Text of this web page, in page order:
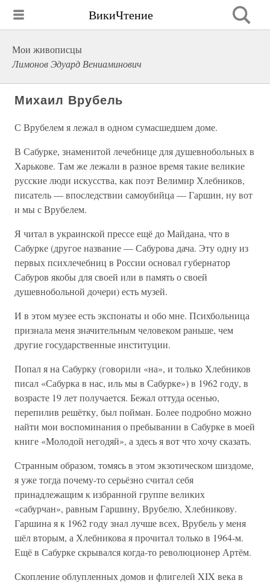
ВикиЧтение
Мои живописцы
Лимонов Эдуард Вениаминович
Михаил Врубель
С Врубелем я лежал в одном сумасшедшем доме.
В Сабурке, знаменитой лечебнице для душевнобольных в
Харькове. Там же лежали в разное время такие великие
русские люди искусства, как поэт Велимир Хлебников,
писатель — впоследствии самоубийца — Гаршин, ну вот
и мы с Врубелем.
Я читал в украинской прессе ещё до Майдана, что в
Сабурке (другое название — Сабурова дача. Эту одну из
первых психлечебниц в России основал губернатор
Сабуров якобы для своей или в память о своей
душевнобольной дочери) есть музей.
И в этом музее есть экспонаты и обо мне. Психбольница
признала меня значительным человеком раньше, чем
другие государственные институции.
Попал я на Сабурку (говорили «на», и только Хлебников
писал «Сабурка в нас, иль мы в Сабурке») в 1962 году, в
возрасте 19 лет получается. Бежал оттуда осенью,
перепилив решётку, был пойман. Более подробно можно
найти мои воспоминания о пребывании в Сабурке в моей
книге «Молодой негодяй», а здесь я вот что хочу сказать.
Странным образом, томясь в этом экзотическом шиздоме,
я уже тогда почему-то серьёзно считал себя
принадлежащим к избранной группе великих
«сабурчан», равным Гаршину, Врубелю, Хлебникову.
Гаршина я к 1962 году знал лучше всех, Врубель у меня
шёл вторым, а Хлебникова я прочитал только в 1964-м.
Ещё в Сабурке скрывался когда-то революционер Артём.
Скопление облупленных домов и флигелей XIX века в